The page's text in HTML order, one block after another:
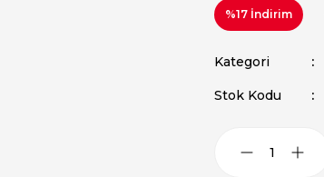
%17 İndirim
Kategori
Stok Kodu